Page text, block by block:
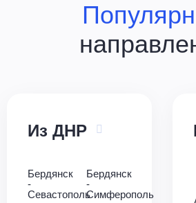
Из ДНР
Бердянск
-
Севастополь
Бердянск
-
Симферополь